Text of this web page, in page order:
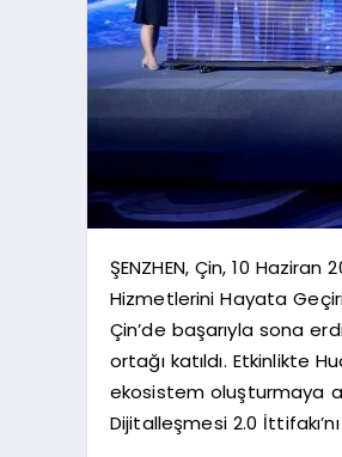
ŞENZHEN, Çin, 10
Hizmetlerini Hayata
Çin’de başarıyla sona
ortağı katıldı. Etkinlikte
ekosistem oluşturmaya
Dijitalleşmesi 2.0